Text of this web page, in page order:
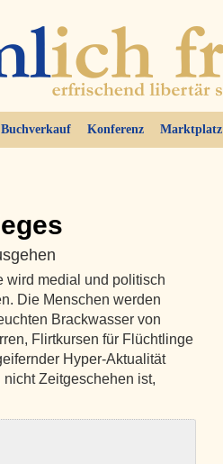
Buchverkauf Konferenz Marktplatz
wird medial und politisch
Die Menschen werden
Brackwasser von
Flirtkursen für Flüchtlinge
Hyper-Aktualität
Zeitgeschehen ist,